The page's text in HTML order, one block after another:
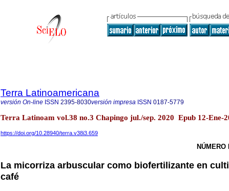
Terra Latinoamericana
versión On-line ISSN 2395-8030versión impresa ISSN 0187-5779
Terra Latinoam vol.38 no.3 Chapingo jul./sep. 2020 Epub 12-Ene-
https://doi.org/10.28940/terra.v38i3.659
La micorriza arbuscular como biofertilizante en
café